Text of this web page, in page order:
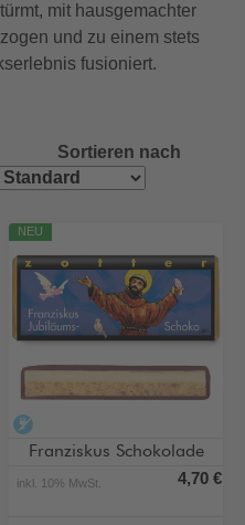
mit hausgemachter
und zu einem stets
fusioniert.
Sortieren nach
NEU
Franziskus Schokolade
inkl. 10% MwSt. 4,70 €